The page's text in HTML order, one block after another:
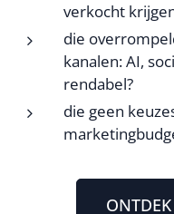
verkocht
die
kanalen: AI,
rendabel?
die geen